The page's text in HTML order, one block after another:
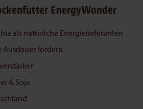
EnergyWonder
als natürliche Energielieferanten
Ausdauer fördern
& Soja